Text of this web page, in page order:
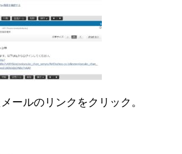
ールのリンクをクリック。